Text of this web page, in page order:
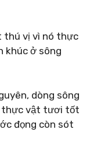
thú vị vì nó thực
khúc ở sông
dòng sông
thực vật tươi tốt
đọng còn sót